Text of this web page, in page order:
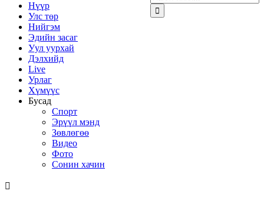
Нүүр
Улс төр
Нийгэм
Эдийн засаг
Уул уурхай
Дэлхийд
Live
Урлаг
Хүмүүс
Бусад
Спорт
Эрүүл мэнд
Зөвлөгөө
Видео
Фото
Сонин хачин